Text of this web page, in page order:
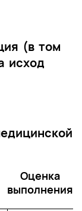
(в том
исход
Оценка
выполнения